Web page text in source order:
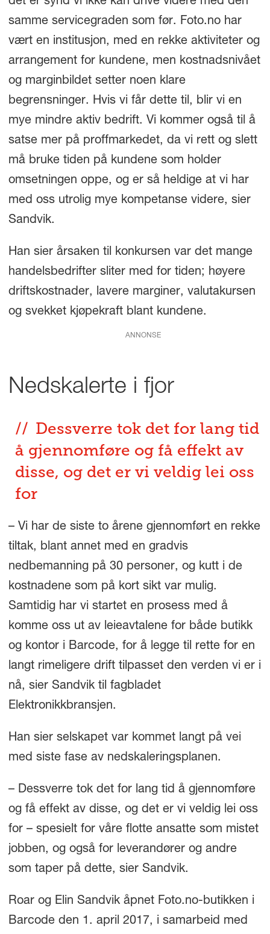
samme servicegraden som før. Foto.no har
vært en institusjon, med en rekke aktiviteter og
arrangement for kundene, men kostnadsnivået
og marginbildet setter noen klare
begrensninger. Hvis vi får dette til, blir vi en
mye mindre aktiv bedrift. Vi kommer også til å
satse mer på proffmarkedet, da vi rett og slett
må bruke tiden på kundene som holder
omsetningen oppe, og er så heldige at vi har
med oss utrolig mye kompetanse videre, sier
Sandvik.
Han sier årsaken til konkursen var det mange
handelsbedrifter sliter med for tiden; høyere
driftskostnader, lavere marginer, valutakursen
og svekket kjøpekraft blant kundene.
ANNONSE
Nedskalerte i fjor
Dessverre tok det for lang tid
å gjennomføre og få effekt av
disse, og det er vi veldig lei oss
for
– Vi har de siste to årene gjennomført en rekke
tiltak, blant annet med en gradvis
nedbemanning på 30 personer, og kutt i de
kostnadene som på kort sikt var mulig.
Samtidig har vi startet en prosess med å
komme oss ut av leieavtalene for både butikk
og kontor i Barcode, for å legge til rette for en
langt rimeligere drift tilpasset den verden vi er i
nå, sier Sandvik til fagbladet
Elektronikkbransjen.
Han sier selskapet var kommet langt på vei
med siste fase av nedskaleringsplanen.
– Dessverre tok det for lang tid å gjennomføre
og få effekt av disse, og det er vi veldig lei oss
for – spesielt for våre flotte ansatte som mistet
jobben, og også for leverandører og andre
som taper på dette, sier Sandvik.
Roar og Elin Sandvik åpnet Foto.no-butikken i
Barcode den 1. april 2017, i samarbeid med